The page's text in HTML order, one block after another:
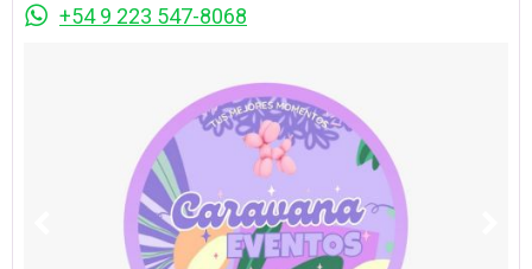
+54 9 223 547-8068